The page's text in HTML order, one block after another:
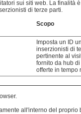
sui siti web. La
di terze parti.
Scopo
Imposta un ID
inserzionisti di
pertinente al
fornito da hub
offerte in tempo
all'interno del